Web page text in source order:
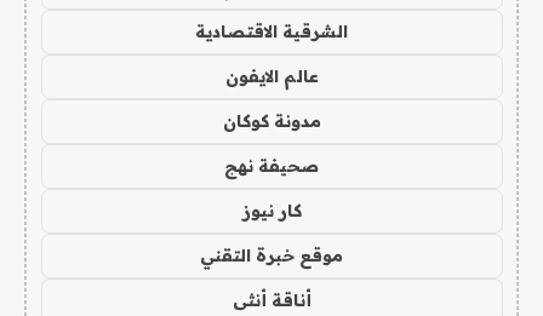
الشرقية الاقتصادية
عالم الايفون
مدونة كوكان
صحيفة نهج
كار نيوز
موقع خبرة التقني
أناقة أنثى